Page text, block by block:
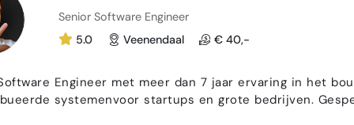
Senior Software Engineer
5.0
Veenendaal € 40,-
Engineer met meer dan 7 jaar ervaring in het
systemenvoor startups en grote bedrijven. Gespecialiseerd in full-stack architectuur met behulp